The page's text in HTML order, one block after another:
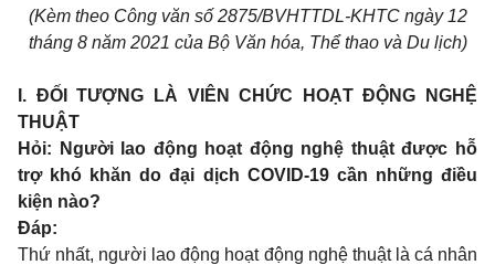
(Kèm theo Công văn số 2875/BVHTTDL-KHTC ngày 12
tháng 8 năm 2021 của Bộ Văn hóa, Thể thao và Du lịch)
I. ĐỐI TƯỢNG LÀ VIÊN CHỨC HOẠT ĐỘNG NGHỆ
THUẬT
Hỏi: Người lao động hoạt động nghệ thuật được hỗ
trợ khó khăn do đại dịch COVID-19 cần những điều
kiện nào?
Đáp:
Thứ nhất, người lao động hoạt động nghệ thuật là cá nhân